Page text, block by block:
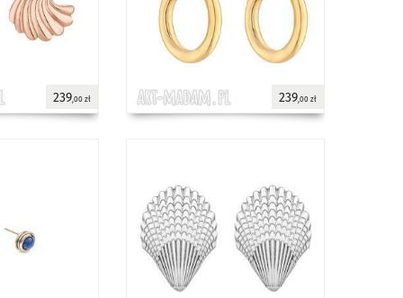
239,00 zł 239,00 zł